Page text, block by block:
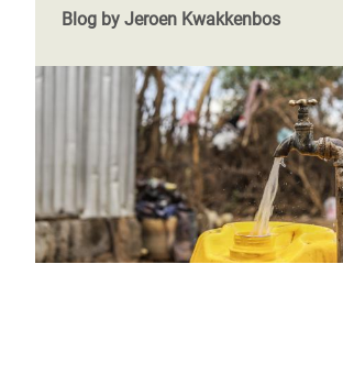
Blog by Jeroen Kwakkenbos